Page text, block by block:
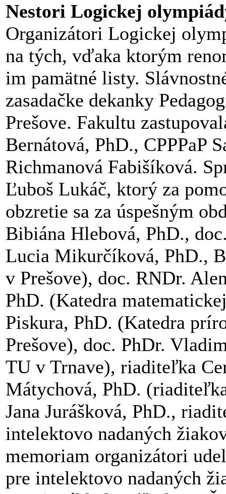
Nestori Logickej
Organizátori Logickej
na tých, vďaka ktorým
im pamätné listy.
zasadačke dekanky
Prešove. Fakultu
Bernátová, PhD., CPPPaP
Richmanová Fabišíková.
Ľuboš Lukáč, ktorý za
obzretie sa za úspešným
Bibiána Hlebová, PhD.,
Lucia Mikurčíková, PhD.,
v Prešove), doc. RNDr.
PhD. (Katedra
Piskura, PhD. (Katedra
Prešove), doc. PhDr.
TU v Trnave), riaditeľka
Mátychová, PhD.
Jana Jurášková, PhD.,
intelektovo nadaných
memoriam organizátori
pre intelektovo nadaných